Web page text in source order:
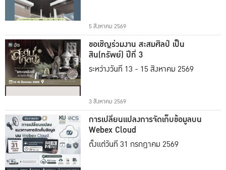
5 สิงหาคม 2569
ขอเชิญร่วมงาน สะสมศิลป์ เป็น
สิน(ทรัพย์) ปีที่ 3
ระหว่างวันที่ 13 - 15 สิงหาคม 2569
3 สิงหาคม 2569
การเปลี่ยนแปลงการจัดเก็บข้อมูลบน
Webex Cloud
ตั้งแต่วันที่ 31 กรกฎาคม 2569